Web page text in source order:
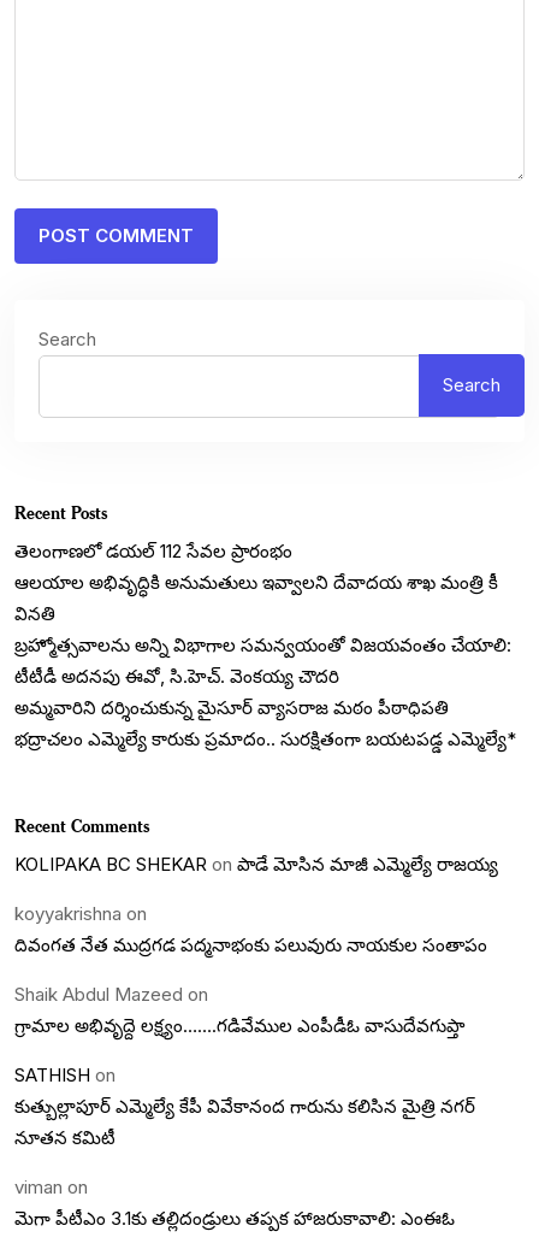
Search
Search
Recent Posts
తెలంగాణలో డయల్‌ 112 సేవల ప్రారంభం
ఆలయాల అభివృద్ధికి అనుమతులు ఇవ్వాలని దేవాదయ శాఖ మంత్రి కీ
వినతి
బ్రహ్మోత్సవాలను అన్ని విభాగాల సమన్వయంతో విజయవంతం చేయాలి:
టీటీడీ అదనపు ఈవో, సి.హెచ్. వెంకయ్య చౌదరి
అమ్మవారిని దర్శించుకున్న మైసూర్ వ్యాసరాజ మఠం పీఠాధిపతి
భద్రాచలం ఎమ్మెల్యే కారుకు ప్రమాదం.. సురక్షితంగా బయటపడ్డ ఎమ్మెల్యే*
Recent Comments
KOLIPAKA BC SHEKAR on పాడే మోసిన మాజీ ఎమ్మెల్యే రాజయ్య
koyyakrishna on
దివంగత నేత ముద్రగడ పద్మనాభంకు పలువురు నాయకుల సంతాపం
Shaik Abdul Mazeed on
గ్రామాల అభివృద్దె లక్ష్యం…….గడివేముల ఎంపీడీఓ వాసుదేవగుప్తా
SATHISH on
కుత్బుల్లాపూర్ ఎమ్మెల్యే కేపీ వివేకానంద గారును కలిసిన మైత్రి నగర్
నూతన కమిటీ
viman on
మెగా పీటీఎం 3.1కు తల్లిదండ్రులు తప్పక హాజరుకావాలి: ఎంఈఓ